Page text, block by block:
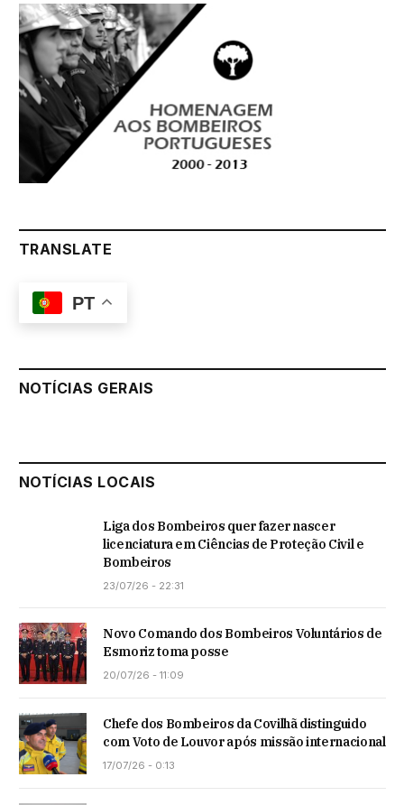
TRANSLATE
PT
NOTÍCIAS GERAIS
NOTÍCIAS LOCAIS
Liga dos Bombeiros quer fazer nascer
licenciatura em Ciências de Proteção Civil e
Bombeiros
23/07/26 - 22:31
Novo Comando dos Bombeiros Voluntários de
Esmoriz toma posse
20/07/26 - 11:09
Chefe dos Bombeiros da Covilhã distinguido
com Voto de Louvor após missão internacional
17/07/26 - 0:13